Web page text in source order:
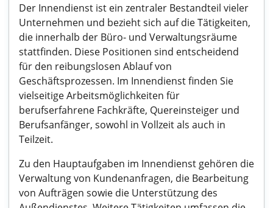
Der Innendienst ist ein zentraler Bestandteil vieler
Unternehmen und bezieht sich auf die Tätigkeiten,
die innerhalb der Büro- und Verwaltungsräume
stattfinden. Diese Positionen sind entscheidend
für den reibungslosen Ablauf von
Geschäftsprozessen. Im Innendienst finden Sie
vielseitige Arbeitsmöglichkeiten für
berufserfahrene Fachkräfte, Quereinsteiger und
Berufsanfänger, sowohl in Vollzeit als auch in
Teilzeit.
Zu den Hauptaufgaben im Innendienst gehören die
Verwaltung von Kundenanfragen, die Bearbeitung
von Aufträgen sowie die Unterstützung des